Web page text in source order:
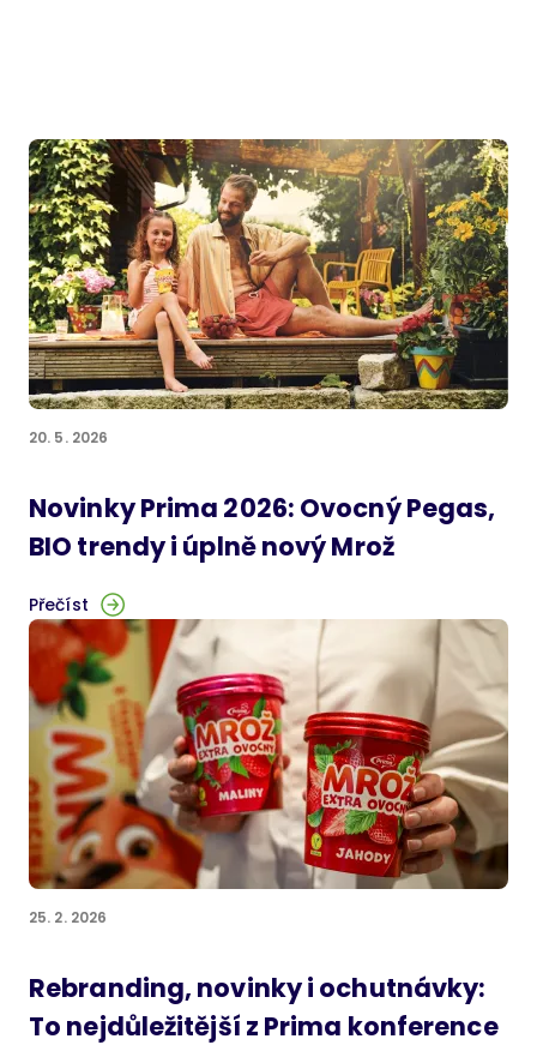
20. 5. 2026
Novinky Prima 2026: Ovocný Pegas,
BIO trendy i úplně nový Mrož
Přečíst
25. 2. 2026
Rebranding, novinky i ochutnávky:
To nejdůležitější z Prima konference